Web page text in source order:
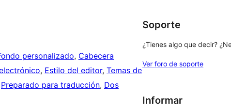
personalizado, Cabecera
, Estilo del editor, Temas de
Preparado para traducción, Dos
Soporte
¿Tienes algo que decir?
Ver foro de soporte
Informar